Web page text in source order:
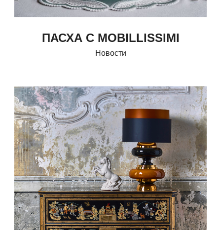
ПАСХА С MOBILLISSIMI
Новости